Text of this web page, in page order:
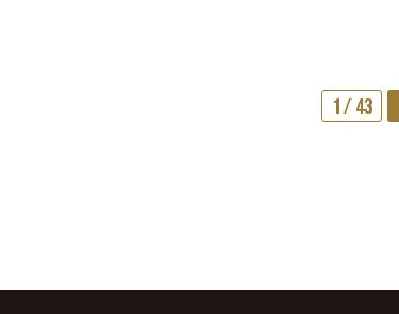
1 / 43